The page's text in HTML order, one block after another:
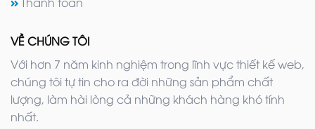
VỀ CHÚNG TÔI
Với hơn 7 năm kinh nghiệm trong lĩnh vực thiết kế web,
chúng tôi tự tin cho ra đời những sản phẩm chất
lượng, làm hài lòng cả những khách hàng khó tính
nhất.